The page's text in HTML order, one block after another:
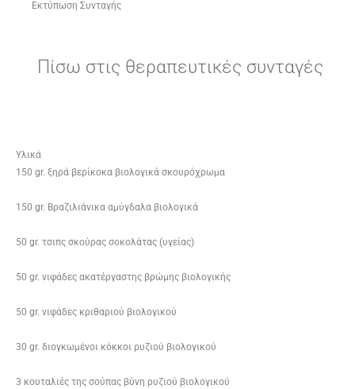
Εκτύπωση Συνταγής
Πίσω στις θεραπευτικές συνταγές
Υλικά
150 gr. ξηρά βερίκοκα βιολογικά σκουρόχρωμα
150 gr. Βραζιλιάνικα αμύγδαλα βιολογικά
50 gr. τσιπς σκούρας σοκολάτας (υγείας)
50 gr. νιφάδες ακατέργαστης βρώμης βιολογικής
50 gr. νιφάδες κριθαριού βιολογικού
30 gr. διογκωμένοι κόκκοι ρυζιού βιολογικού
3 κουταλιές της σούπας βύνη ρυζιού βιολογικού